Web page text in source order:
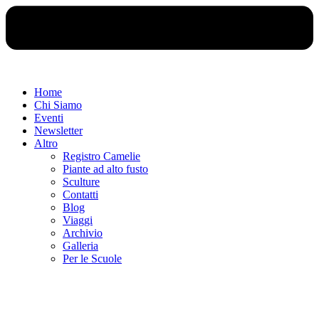
Home
Chi Siamo
Eventi
Newsletter
Altro
Registro Camelie
Piante ad alto fusto
Sculture
Contatti
Blog
Viaggi
Archivio
Galleria
Per le Scuole